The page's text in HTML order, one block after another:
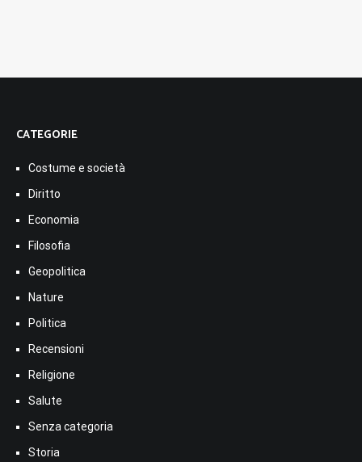
CATEGORIE
Costume e società
Diritto
Economia
Filosofia
Geopolitica
Nature
Politica
Recensioni
Religione
Salute
Senza categoria
Storia